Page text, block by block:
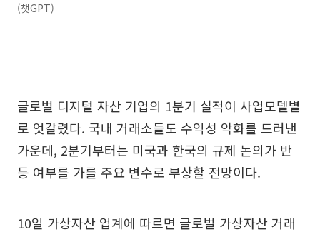
(챗GPT)
글로벌 디지털 자산 기업의 1분기 실적이 사업모델별
로 엇갈렸다. 국내 거래소들도 수익성 악화를 드러낸
가운데, 2분기부터는 미국과 한국의 규제 논의가 반
등 여부를 가를 주요 변수로 부상할 전망이다.
10일 가상자산 업계에 따르면 글로벌 가상자산 거래